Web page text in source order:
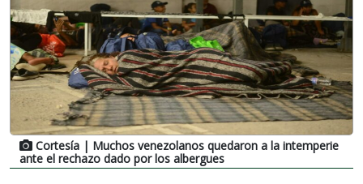
Cortesía | Muchos venezolanos quedaron a la intemperie
ante el rechazo dado por los albergues